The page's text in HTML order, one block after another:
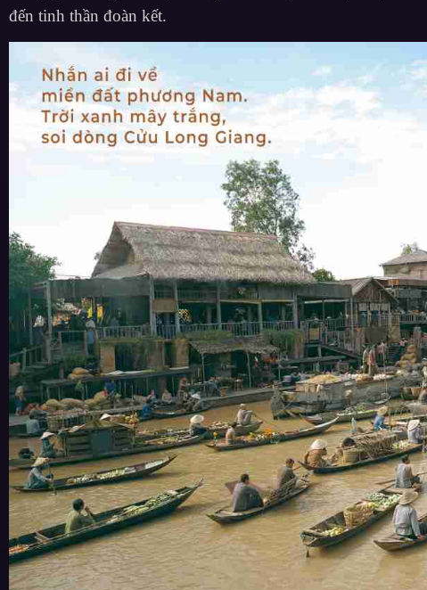
đến tinh thần đoàn kết.